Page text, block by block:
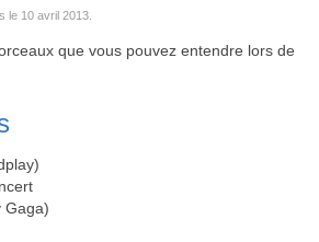
le 10 avril 2013
que vous pouvez entendre lors de
Gaga)